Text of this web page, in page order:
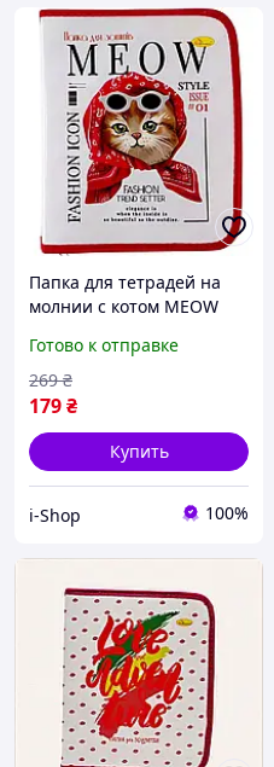
Папка для тетрадей на
молнии с котом MEOW
школьных
принадлежностей и
документов девочке
Готово к отправке
179₴
269 ₴
Купить
i-Shop 100%